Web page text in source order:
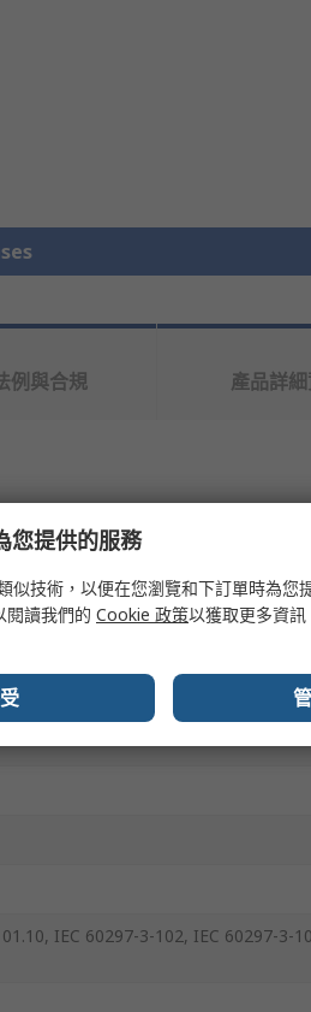
例與合規 產品詳
IEC 60297-3-102, IEC 60297-3-
您提供的服務
似技術，以便在您瀏覽和下訂單時為您
閱讀我們的 Cookie 政策以獲取更多資訊